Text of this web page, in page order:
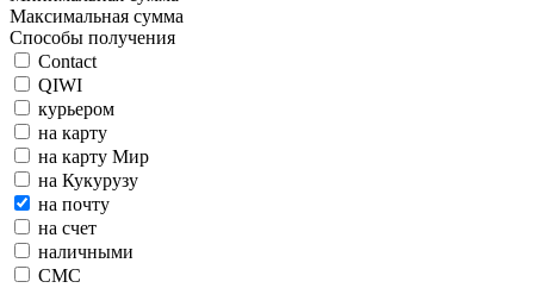
Максимальная сумма
Способы получения
Contact
QIWI
курьером
на карту
на карту Мир
на Кукурузу
на почту
на счет
наличными
СМС